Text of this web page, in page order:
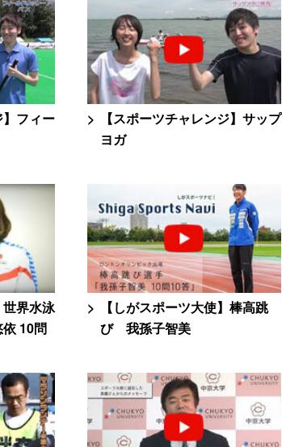
】フィー
【スポーツチャレンジ】サップ
ヨガ
世界水泳
10問
【しがスポーツ大使】棒高跳
び 我孫子智美